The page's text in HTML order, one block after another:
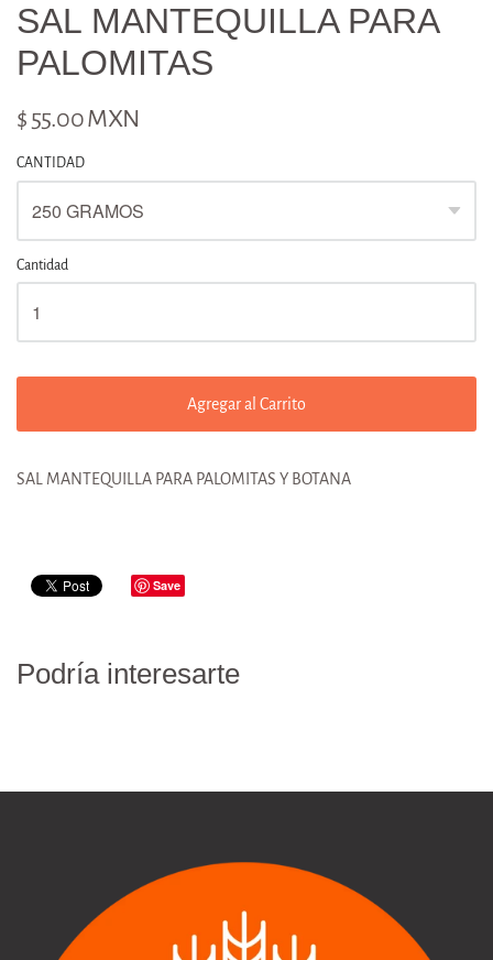
SAL MANTEQUILLA PARA
PALOMITAS
$ 55.00 MXN
CANTIDAD
Cantidad
Agregar al Carrito
SAL MANTEQUILLA PARA PALOMITAS Y BOTANA
Save
Podría interesarte